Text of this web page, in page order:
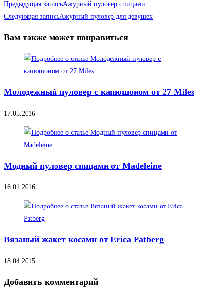
Предыдущая записьАжурный пуловер спицами
Следующая записьАжурный пуловер для девушек
Вам также может понравиться
Молодежный пуловер с капюшоном от 27 Miles
17.05.2016
Модный пуловер спицами от Madeleine
16.01.2016
Вязаный жакет косами от Erica Patberg
18.04.2015
Добавить комментарий